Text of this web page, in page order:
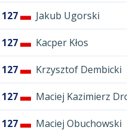
127 Jakub Ugorski
127 Kacper Kłos
127 Krzysztof Dembicki
127 Maciej Kazimierz
127 Maciej Obuchowski